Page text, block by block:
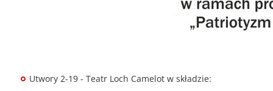
Utwory 2-19 - Teatr Loch Camelot w składzie: